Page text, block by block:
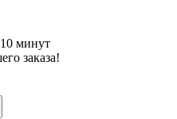
минут
заказа!